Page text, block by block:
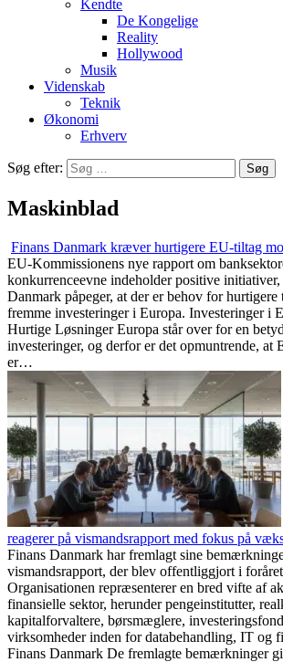
Kendte
De Kongelige
Reality
Hollywood
Musik
Videnskab
Teknik
Økonomi
Erhverv
Søg efter:
Maskinblad
Finans Danmark kræver hurtigere EU-tiltag
EU-Kommissionens nye rapport om
konkurrenceevne indeholder positive initiativer,
Danmark påpeger, at der er behov for hurtigere
fremme investeringer i Europa. Investeringer i
Hurtige Løsninger Europa står over for en
investeringer, og derfor er det opmuntrende, at
er…
reagerer på vismandsrapport med fokus på
Finans Danmark har fremlagt sine
vismandsrapport, der blev offentliggjort i
Organisationen repræsenterer en bred vifte af
finansielle sektor, herunder pengeinstitutter,
kapitalforvaltere, børsmæglere,
virksomheder inden for databehandling, IT og
Finans Danmark De fremlagte bemærkninger